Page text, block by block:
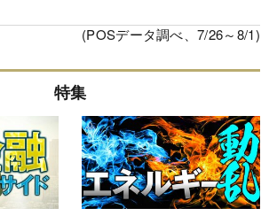
(POSデータ調べ、7/26～8/1)
特集